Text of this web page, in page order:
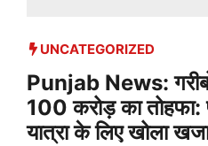
UNCATEGORIZED
Punjab News:
100 करोड़ का तोहफा:
यात्रा के लिए खोला